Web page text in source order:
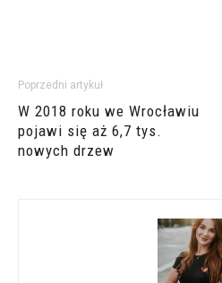
Poprzedni artykuł
W 2018 roku we Wrocławiu
pojawi się aż 6,7 tys.
nowych drzew